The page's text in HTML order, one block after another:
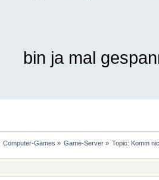
bin ja mal
Computer-Games » Game-Server» Topic: Komm